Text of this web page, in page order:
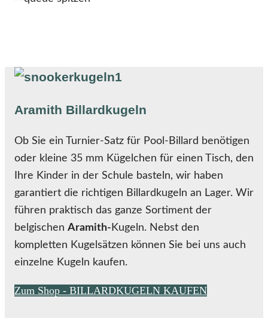
Aramith Billardkugeln
Ob Sie ein Turnier-Satz für Pool-Billard benötigen
oder kleine 35 mm Kügelchen für einen Tisch, den
Ihre Kinder in der Schule basteln, wir haben
garantiert die richtigen Billardkugeln an Lager. Wir
führen praktisch das ganze Sortiment der
belgischen Aramith- Kugeln. Nebst den
kompletten Kugelsätzen können Sie bei uns auch
einzelne Kugeln kaufen.
Zum Shop - BILLARDKUGELN KAUFEN